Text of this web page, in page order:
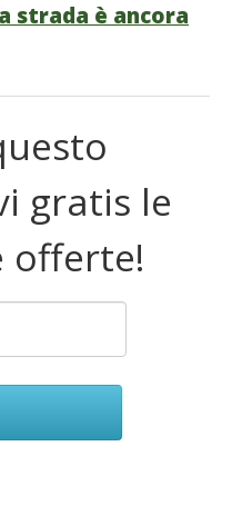
strada è ancora
gratis le
offerte!